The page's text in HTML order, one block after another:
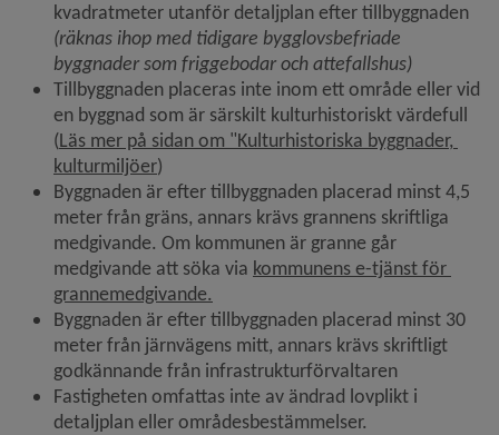
(räknas ihop med tidigare bygglovsbefriade
byggnader som friggebodar och attefallshus)
Tillbyggnaden placeras inte inom ett område eller vid
en byggnad som är särskilt kulturhistoriskt värdefull
(Läs mer på sidan om "Kulturhistoriska byggnader,
kulturmiljöer)
Byggnaden är efter tillbyggnaden placerad minst 4,5
meter från gräns, annars krävs grannens skriftliga
medgivande. Om kommunen är granne går
medgivande att söka via kommunens e-tjänst för
grannemedgivande.
Byggnaden är efter tillbyggnaden placerad minst 30
meter från järnvägens mitt, annars krävs skriftligt
godkännande från infrastrukturförvaltaren
Fastigheten omfattas inte av ändrad lovplikt i
detaljplan eller områdesbestämmelser.